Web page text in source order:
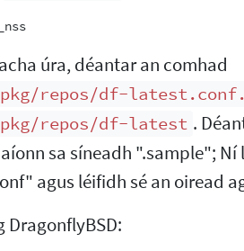
# pkg install ca_root_nss
úra, déantar an comhad
repos/df-
repos/df-latest .
sa síneadh ".sample"; Ní
agus léifidh sé an oiread
DragonflyBSD: